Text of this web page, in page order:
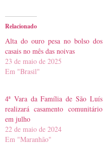
Relacionado
Alta do ouro pesa no bolso dos
casais no mês das noivas
23 de maio de 2025
Em "Brasil"
4ª Vara da Família de São Luís
realizará casamento comunitário
em julho
22 de maio de 2024
Em "Maranhão"